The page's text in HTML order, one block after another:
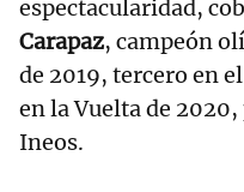
espectacularidad,
Carapaz, campeón
de 2019, tercero en
en la Vuelta de
Ineos.